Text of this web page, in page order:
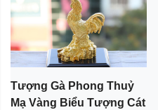
Tượng Gà Phong Thuỷ
Mạ Vàng Biểu Tượng Cát